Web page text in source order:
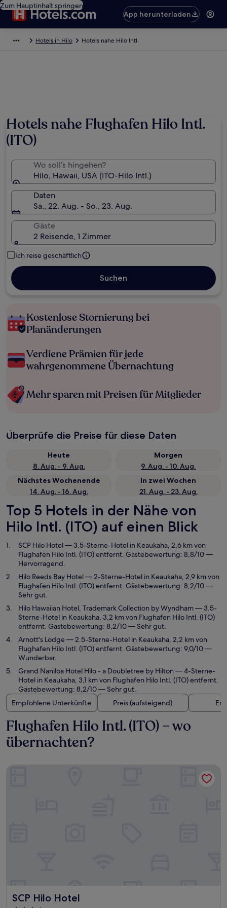
Zum Hauptinhalt springen
App herunterladen
Hotels in Hilo Hotels nahe Hilo Intl.
Hotels nahe Flughafen Hilo Intl.
(ITO)
Wo soll’s hingehen?
Hilo, Hawaii, USA (ITO-Hilo Intl.)
Daten
Sa., 22. Aug. - So., 23. Aug.
Gäste
2 Reisende, 1 Zimmer
Ich reise geschäftlich
Suchen
Kostenlose Stornierung bei
Planänderungen
Verdiene Prämien für jede
wahrgenommene Übernachtung
Mehr sparen mit Preisen für Mitglieder
Überprüfe die Preise für diese Daten
Heute
8. Aug. - 9. Aug.
Morgen
9. Aug. - 10. Aug.
Nächstes Wochenende
14. Aug. - 16. Aug.
In zwei Wochen
21. Aug. - 23. Aug.
Top 5 Hotels in der Nähe von
Hilo Intl. (ITO) auf einen Blick
SCP Hilo Hotel— 3.5-Sterne-Hotel in Keaukaha, 2,6 km von
Flughafen Hilo Intl. (ITO) entfernt. Gästebewertung: 8,8/10 —
Hervorragend.
Hilo Reeds Bay Hotel— 2-Sterne-Hotel in Keaukaha, 2,9 km von
Flughafen Hilo Intl. (ITO) entfernt. Gästebewertung: 8,2/10 —
Sehr gut.
Hilo Hawaiian Hotel, Trademark Collection by Wyndham— 3.5-
Sterne-Hotel in Keaukaha, 3,2 km von Flughafen Hilo Intl. (ITO)
entfernt. Gästebewertung: 8,2/10 — Sehr gut.
Arnott's Lodge— 2.5-Sterne-Hotel in Keaukaha, 2,2 km von
Flughafen Hilo Intl. (ITO) entfernt. Gästebewertung: 9,0/10 —
Wunderbar.
Grand Naniloa Hotel Hilo - a Doubletree by Hilton— 4-Sterne-
Hotel in Keaukaha, 3,1 km von Flughafen Hilo Intl. (ITO) entfernt.
Gästebewertung: 8,2/10 — Sehr gut.
Empfohlene Unterkünfte
Preis (aufsteigend)
Flughafen Hilo Intl. (ITO) – wo
übernachten?
SCP Hilo Hotel
SCP Hilo Hotel